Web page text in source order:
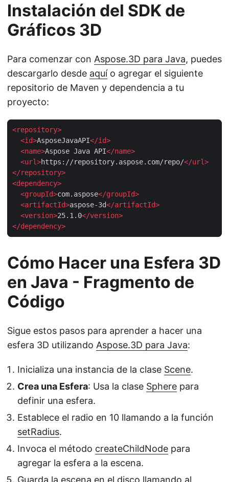
Instalación del SDK de
Gráficos 3D
Para comenzar con Aspose.3D para Java, puedes
descargarlo desde aquío agregar el siguiente
repositorio de Maven y dependencia a tu
proyecto:
<repository>
<id>AsposeJavaAPI</id>
<name>Aspose Java API</name>
<url>https://repository.aspose.com/repo/</url>
</repository>
<dependency>
<groupId>com.aspose</groupId>
<artifactId>aspose-3d</artifactId>
<version>25.1.0</version>
</dependency>
Cómo Hacer una Esfera 3D
en Java - Fragmento de
Código
Sigue estos pasos para aprender a hacer una
esfera 3D utilizando Aspose.3D para Java:
Inicializa una instancia de la clase Scene.
Crea una Esfera: Usa la clase Sphere para
definir una esfera.
Establece el radio en 10 llamando a la función
setRadius.
Invoca el método createChildNode para
agregar la esfera a la escena.
Guarda la escena en el disco llamando al